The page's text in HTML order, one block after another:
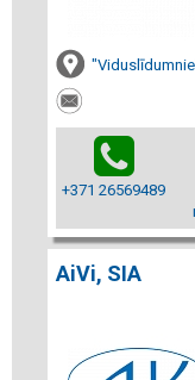
+371 26569489
AiVi, SIA